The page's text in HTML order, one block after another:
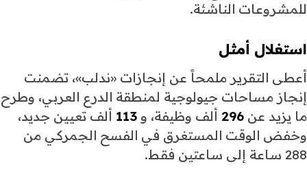
للمشروعات الناشئة.
استغلال أمثل
أعطى التقرير ملمحاً عن إنجازات «ندلب»، تضمنت
إنجاز مساحات جيولوجية لمنطقة الدرع العربي، وطرح
ما يزيد عن 296 ألف وظيفة، و 113 ألف تعيين جديد،
وخفض الوقت المستغرق في الفسح الجمركي من
288 ساعة إلى ساعتين فقط.